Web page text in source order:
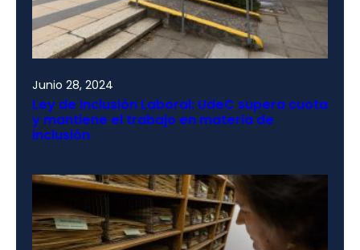
Junio 28, 2024
Ley de Inclusión Laboral: UdeC supera cuota
y mantiene el trabajo en materia de
inclusión